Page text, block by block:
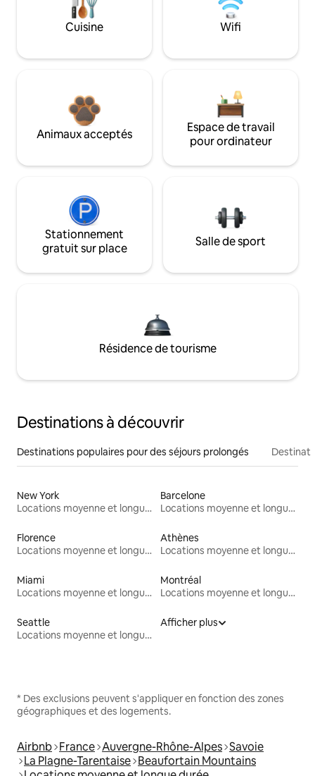
Cuisine Wifi
Animaux acceptés
Espace de travail
pour ordinateur
Stationnement
gratuit sur place
Salle de sport
Résidence de tourisme
Destinations à découvrir
Destinations populaires pour des séjours prolongés
New York
Locations moyenne et longue durée
Barcelone
Locations moyenne et longue durée
Florence
Locations moyenne et longue durée
Athènes
Locations moyenne et longue durée
Miami
Locations moyenne et longue durée
Montréal
Locations moyenne et longue durée
Seattle
Locations moyenne et longue durée
Afficher plus
* Des exclusions peuvent s'appliquer en fonction des zones
géographiques et des logements.
Airbnb France Auvergne-Rhône-Alpes Savoie
La Plagne-Tarentaise Beaufortain Mountains